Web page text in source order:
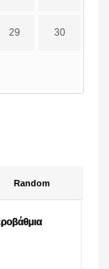
29 30
Random